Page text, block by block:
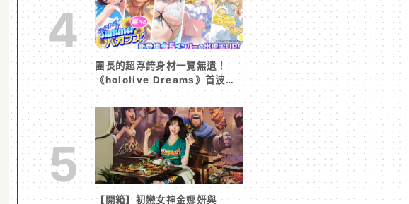
4
團長的超浮誇身材一覽無遺！
《hololive Dreams》首波夏
日活動今日開跑 白銀諾艾爾等
5 位人氣成員泳裝卡池同步解鎖
5
【開箱】初戀女神金娜妍與